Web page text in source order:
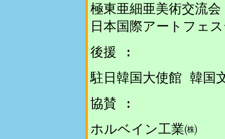
極東亜細亜美術交流会
日本国際アートフェ
後援 :
駐日韓国大使館 韓国
協賛 :
ホルベイン工業㈱